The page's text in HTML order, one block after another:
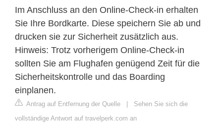
Im Anschluss an den Online-Check-in erhalten
Sie Ihre Bordkarte. Diese speichern Sie ab und
drucken sie zur Sicherheit zusätzlich aus.
Hinweis: Trotz vorherigem Online-Check-in
sollten Sie am Flughafen genügend Zeit für die
Sicherheitskontrolle und das Boarding
einplanen.
Antrag auf Entfernung der Quelle
Sehen Sie sich die
vollständige Antwort auf travelperk.com an